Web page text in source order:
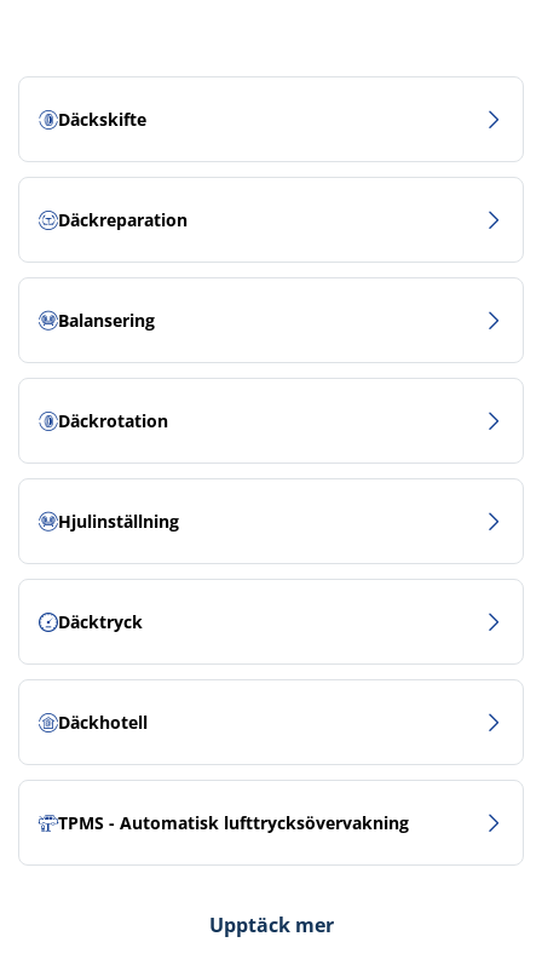
Däckskifte
Däckreparation
Balansering
Däckrotation
Hjulinställning
Däcktryck
Däckhotell
TPMS - Automatisk lufttrycksövervakning
Upptäck mer